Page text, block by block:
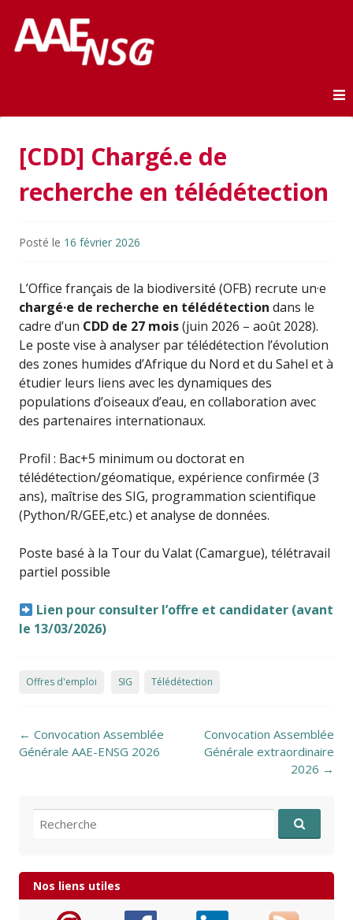
AAE-ENSG
[CDD] Chargé.e de
recherche en télédétection
Posté le 16 février 2026
L’Office français de la biodiversité (OFB) recrute un·e
chargé·e de recherche en télédétection dans le
cadre d’un CDD de 27 mois(juin 2026 – août 2028).
Le poste vise à analyser par télédétection l’évolution
des zones humides d’Afrique du Nord et du Sahel et à
étudier leurs liens avec les dynamiques des
populations d’oiseaux d’eau, en collaboration avec
des partenaires internationaux.
Profil : Bac+5 minimum ou doctorat en
télédétection/géomatique, expérience confirmée (3
ans), maîtrise des SIG, programmation scientifique
(Python/R/GEE,etc.) et analyse de données.
Poste basé à la Tour du Valat (Camargue), télétravail
partiel possible
Lien pour consulter l’offre et candidater (avant
le 13/03/2026)
Offres d'emploi SIG Télédétection
Post navigation
← Convocation Assemblée
Générale AAE-ENSG 2026
Convocation Assemblée
Générale extraordinaire
2026 →
Recherche pour:
Nos liens utiles